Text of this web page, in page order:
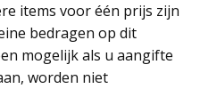
items voor één prijs zijn
bedragen op dit
mogelijk als u aangifte
worden niet